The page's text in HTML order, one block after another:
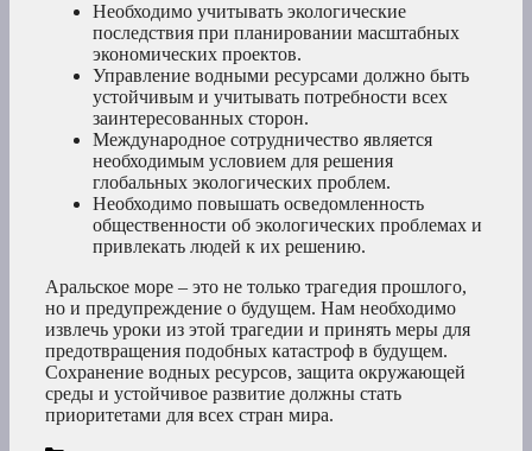
Необходимо учитывать экологические
последствия при планировании масштабных
экономических проектов.
Управление водными ресурсами должно быть
устойчивым и учитывать потребности всех
заинтересованных сторон.
Международное сотрудничество является
необходимым условием для решения
глобальных экологических проблем.
Необходимо повышать осведомленность
общественности об экологических проблемах и
привлекать людей к их решению.
Аральское море – это не только трагедия прошлого,
но и предупреждение о будущем. Нам необходимо
извлечь уроки из этой трагедии и принять меры для
предотвращения подобных катастроф в будущем.
Сохранение водных ресурсов, защита окружающей
среды и устойчивое развитие должны стать
приоритетами для всех стран мира.